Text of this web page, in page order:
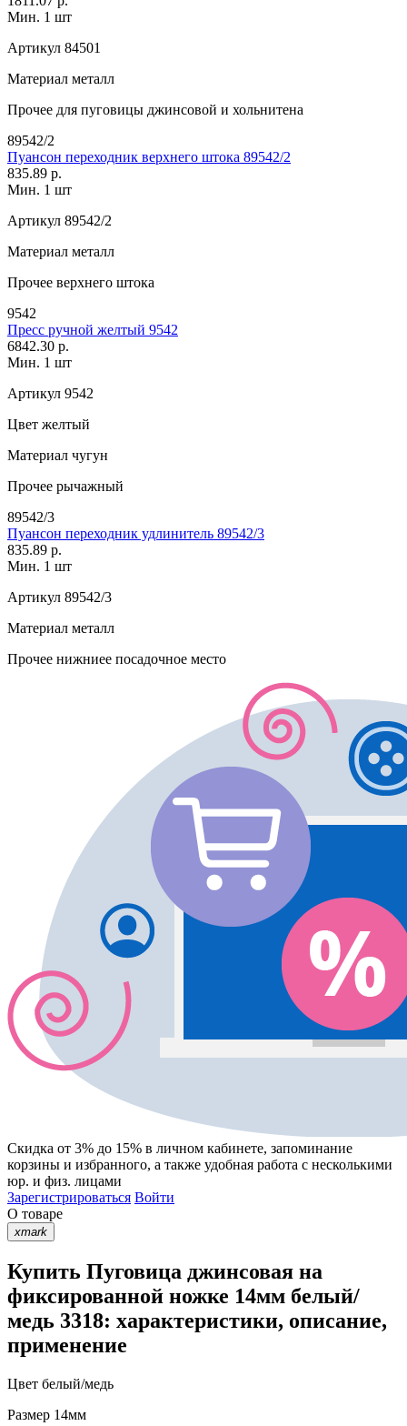
Мин. 1 шт
Артикул 84501
Материал металл
Прочее для пуговицы джинсовой и хольнитена
89542/2
Пуансон переходник верхнего штока 89542/2
835.89 р.
Мин. 1 шт
Артикул 89542/2
Материал металл
Прочее верхнего штока
9542
Пресс ручной желтый 9542
6842.30 р.
Мин. 1 шт
Артикул 9542
Цвет желтый
Материал чугун
Прочее рычажный
89542/3
Пуансон переходник удлинитель 89542/3
835.89 р.
Мин. 1 шт
Артикул 89542/3
Материал металл
Прочее нижниее посадочное место
Скидка от 3% до 15% в личном кабинете, запоминание
корзины и избранного, а также удобная работа с несколькими
юр. и физ. лицами
Зарегистрироваться Войти
О товаре
xmark
Купить Пуговица джинсовая на
фиксированной ножке 14мм белый/
медь 3318: характеристики, описание,
применение
Цвет белый/медь
Размер 14мм